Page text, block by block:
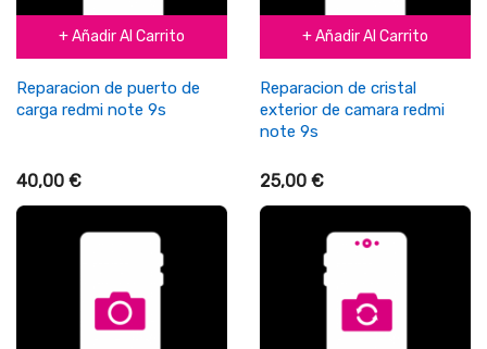
+ Añadir Al Carrito
Reparacion de puerto de
carga redmi note 9s
40,00 €
+ Añadir Al Carrito
Reparacion de cristal
exterior de camara redmi
note 9s
25,00 €